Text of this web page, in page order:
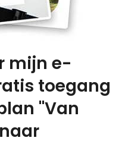
mijn e-
toegang
"Van